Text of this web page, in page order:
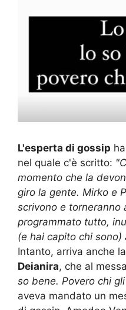
L'esperta di gossip
nel quale c'è scritto:
momento che la
giro la gente. Mirko e
scrivono e torneranno
programmato tutto,
(e hai capito chi
Intanto, arriva anche
Deianira, che al
so bene. Povero chi
aveva mandato un